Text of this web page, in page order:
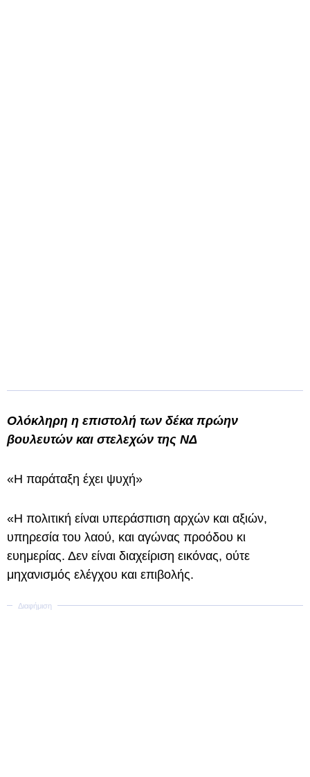
Ολόκληρη η επιστολή των δέκα πρώην
βουλευτών και στελεχών της ΝΔ
«Η παράταξη έχει ψυχή»
«Η πολιτική είναι υπεράσπιση αρχών και αξιών,
υπηρεσία του λαού, και αγώνας προόδου κι
ευημερίας. Δεν είναι διαχείριση εικόνας, ούτε
μηχανισμός ελέγχου και επιβολής.